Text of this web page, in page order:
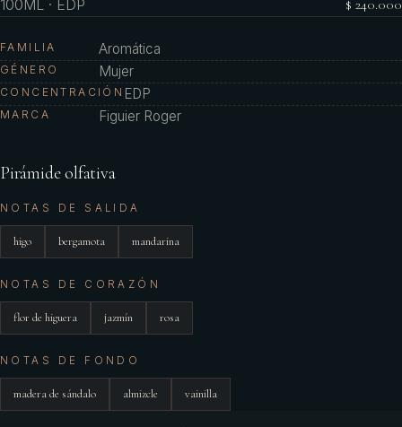
100ML · EDP $ 240.000
FAMILIA Aromática
GÉNERO Mujer
CONCENTRACIÓN EDP
MARCA Figuier Roger
Pirámide olfativa
NOTAS DE SALIDA
higo bergamota mandarina
NOTAS DE CORAZÓN
flor de higuera jazmín rosa
NOTAS DE FONDO
madera de sándalo almizcle vainilla